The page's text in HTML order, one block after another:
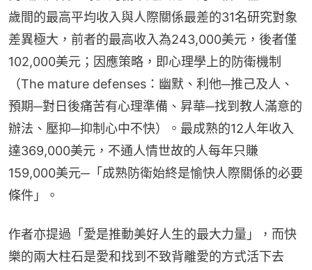
歲間的最高平均收入與人際關係最差的31名研究對象
差異極大，前者的最高收入為243,000美元，後者僅
102,000美元；因應策略，即心理學上的防衛機制
（The mature defenses：幽默、利他─推己及人、
預期─對日後痛苦有心理準備、昇華─找到教人滿意的
辦法、壓抑─抑制心中不快）。最成熟的12人年收入
達369,000美元，不通人情世故的人每年只賺
159,000美元─「成熟防衛始終是愉快人際關係的必要
條件」。
作者亦提過「愛是推動美好人生的最大力量」，而快
樂的兩大柱石是愛和找到不致背離愛的方式活下去